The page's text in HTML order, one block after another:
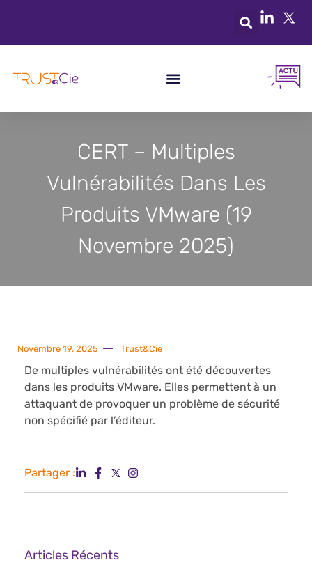
CERT – Multiples
Vulnérabilités Dans Les
Produits VMware (19
Novembre 2025)
Novembre 19, 2025 Trust&Cie
De multiples vulnérabilités ont été découvertes
dans les produits VMware. Elles permettent à un
attaquant de provoquer un problème de sécurité
non spécifié par l’éditeur.
Partager :
Articles Récents